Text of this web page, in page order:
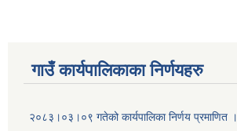
गाउँ कार्यपालिकाका निर्णयहरु
२०८३।०३।०९ गतेको कार्यपालिका निर्णय प्रमाणित ।